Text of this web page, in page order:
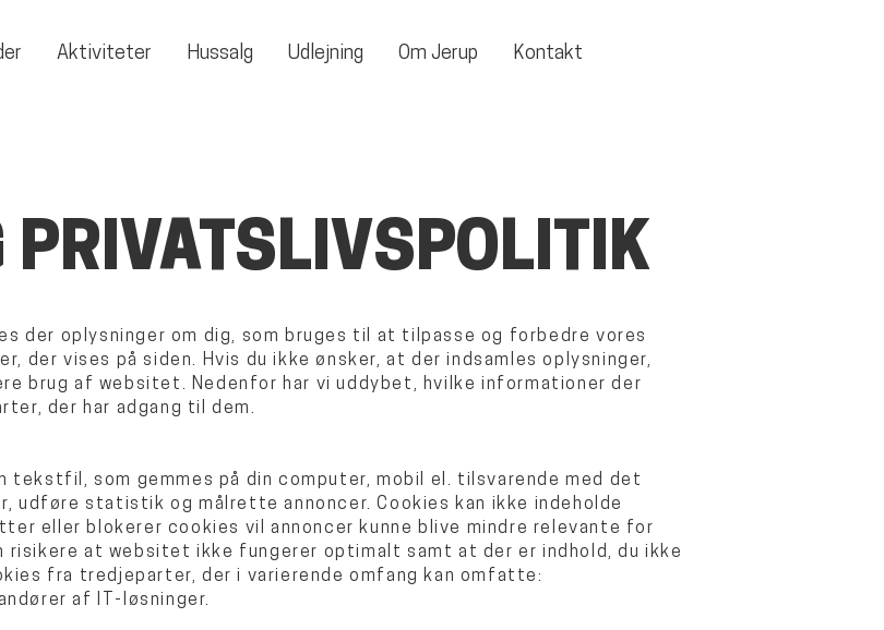
Aktiviteter Hussalg Udlejning Om Jerup Kontakt
PRIVATSLIVSPOLITIK
der oplysninger om dig, som bruges til at tilpasse og forbedre vores
der vises på siden. Hvis du ikke ønsker, at der indsamles oplysninger,
brug af websitet. Nedenfor har vi uddybet, hvilke informationer der
der har adgang til dem.
tekstfil, som gemmes på din computer, mobil el. tilsvarende med det
udføre statistik og målrette annoncer. Cookies kan ikke indeholde
eller blokerer cookies vil annoncer kunne blive mindre relevante for
risikere at websitet ikke fungerer optimalt samt at der er indhold, du ikke
fra tredjeparter, der i varierende omfang kan omfatte:
af IT-løsninger.